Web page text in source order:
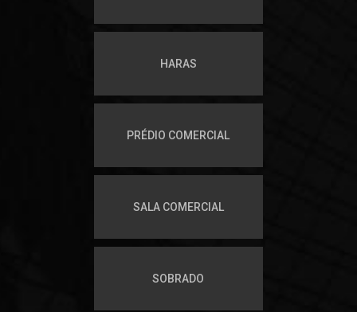
HARAS
PRÉDIO COMERCIAL
SALA COMERCIAL
SOBRADO